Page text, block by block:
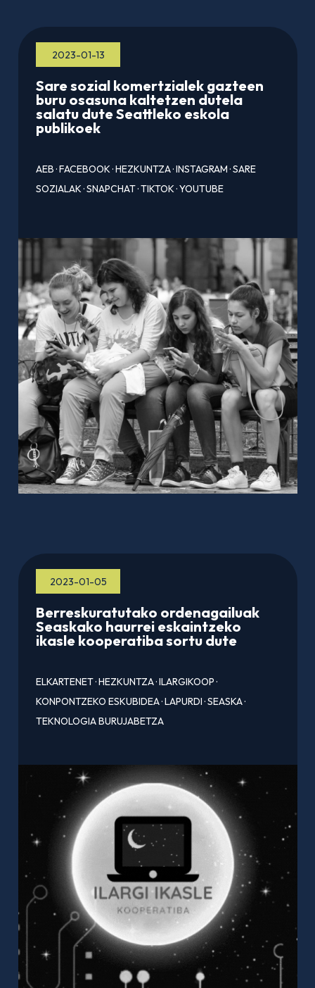
2023-01-13
Sare sozial komertzialek gazteen
buru osasuna kaltetzen dutela
salatu dute Seattleko eskola
publikoek
AEB·FACEBOOK·HEZKUNTZA·INSTAGRAM·SARE
SOZIALAK·SNAPCHAT·TIKTOK·YOUTUBE
2023-01-05
Berreskuratutako ordenagailuak
Seaskako haurrei eskaintzeko
ikasle kooperatiba sortu dute
ELKARTENET·HEZKUNTZA·ILARGIKOOP·
KONPONTZEKO ESKUBIDEA·LAPURDI·SEASKA·
TEKNOLOGIA BURUJABETZA